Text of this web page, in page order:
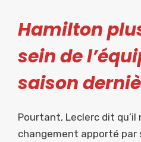
Hamilton
sein de
saison
Pourtant, Leclerc dit qu’il
changement apporté par